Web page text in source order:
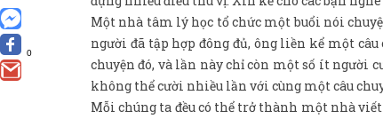
0
Một nhà tâm lý học tổ chức một buổi nói
người đã tập hợp đông đủ, ông liền kể một
chuyện đó, và lần này chỉ còn một số ít người
không thể cười nhiều lần với cùng một câu
Mỗi chúng ta đều có thể trở thành một nhà